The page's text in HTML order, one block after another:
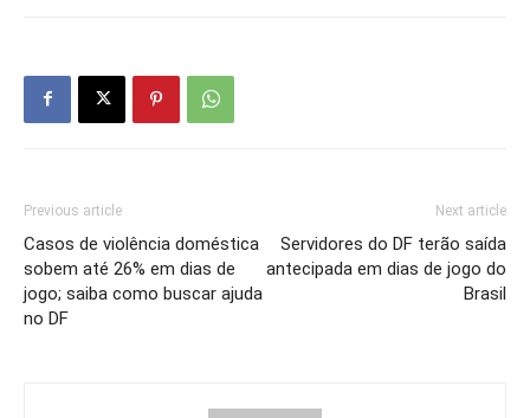
Previous article
Casos de violência doméstica
sobem até 26% em dias de
jogo; saiba como buscar ajuda
no DF
Next article
Servidores do DF terão saída
antecipada em dias de jogo do
Brasil